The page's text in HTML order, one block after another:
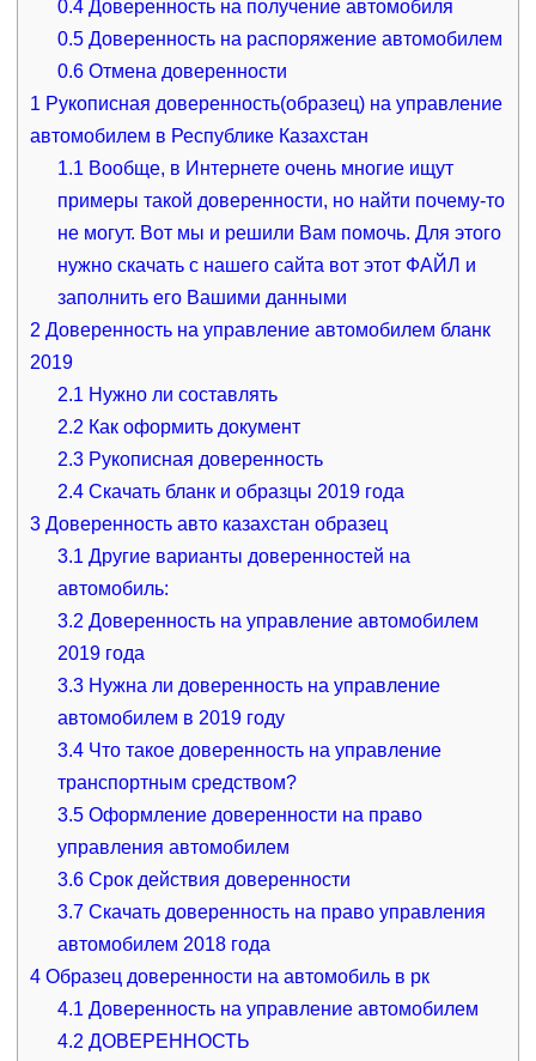
0.4 Доверенность на получение автомобиля
0.5 Доверенность на распоряжение автомобилем
0.6 Отмена доверенности
1 Рукописная доверенность(образец) на управление
автомобилем в Республике Казахстан
1.1 Вообще, в Интернете очень многие ищут
примеры такой доверенности, но найти почему-то
не могут. Вот мы и решили Вам помочь. Для этого
нужно скачать с нашего сайта вот этот ФАЙЛ и
заполнить его Вашими данными
2 Доверенность на управление автомобилем бланк
2019
2.1 Нужно ли составлять
2.2 Как оформить документ
2.3 Рукописная доверенность
2.4 Скачать бланк и образцы 2019 года
3Доверенность авто казахстан образец
3.1 Другие варианты доверенностей на
автомобиль:
3.2 Доверенность на управление автомобилем
2019 года
3.3 Нужна ли доверенность на управление
автомобилем в 2019 году
3.4 Что такое доверенность на управление
транспортным средством?
3.5 Оформление доверенности на право
управления автомобилем
3.6 Срок действия доверенности
3.7 Скачать доверенность на право управления
автомобилем 2018 года
4Образец доверенности на автомобиль в рк
4.1 Доверенность на управление автомобилем
4.2 ДОВЕРЕННОСТЬ